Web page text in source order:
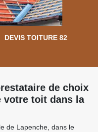
DEVIS TOITURE 82
de choix
votre toit dans la
de Lapenche, dans le